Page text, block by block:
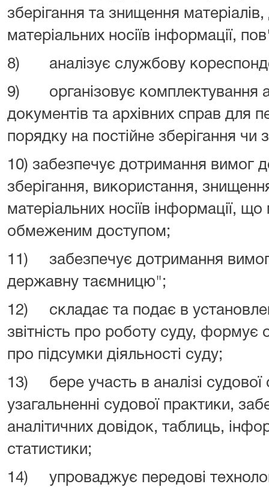
зберігання та знищення
матеріальних носіїв інформації,
8) аналізує службову
9) організовує комплектування
документів та архівних справ для
порядку на постійне зберігання чи
10) забезпечує дотримання вимог
зберігання, використання,
матеріальних носіїв інформації,
обмеженим доступом;
11) забезпечує дотримання
державну таємницю";
12) складає та подає в
звітність про роботу суду, формує
про підсумки діяльності суду;
13) бере участь в аналізі судової
узагальненні судової практики,
аналітичних довідок, таблиць,
статистики;
14) упроваджує передові